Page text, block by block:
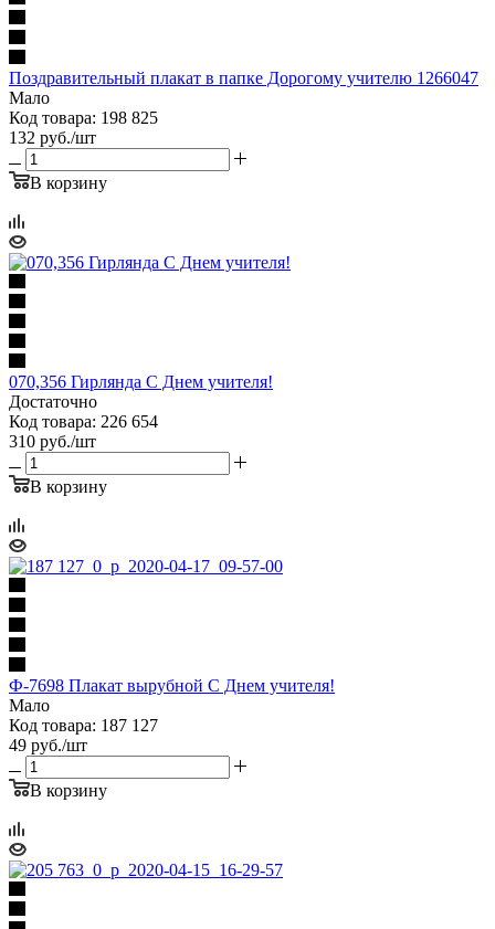
Поздравительный плакат в папке Дорогому учителю 1266047
Мало
Код товара: 198 825
132 руб./шт
В корзину
070,356 Гирлянда С Днем учителя!
Достаточно
Код товара: 226 654
310 руб./шт
В корзину
Ф-7698 Плакат вырубной С Днем учителя!
Мало
Код товара: 187 127
49 руб./шт
В корзину